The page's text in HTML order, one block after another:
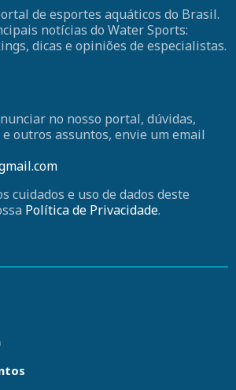
de esportes aquáticos do Brasil.
notícias do Water Sports:
dicas e opiniões de especialistas.
no nosso portal, dúvidas,
outros assuntos, envie um email
cuidados e uso de dados deste
Política de Privacidade.